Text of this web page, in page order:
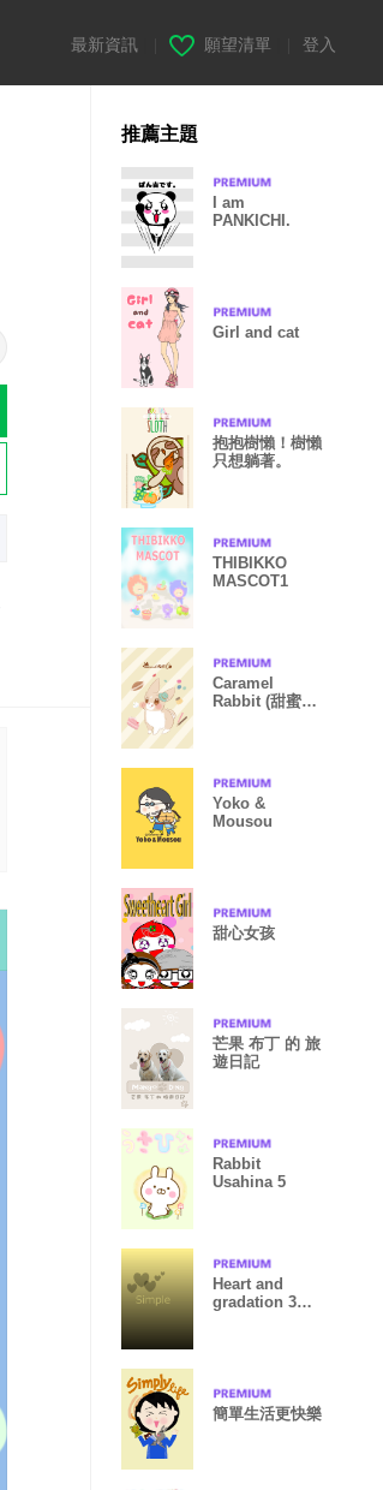
最新資訊 願望清單 登入
推薦主題
I am
PANKICHI.
Girl and cat
抱抱樹懶！樹懶
只想躺著。
THIBIKKO
MASCOT1
Caramel
Rabbit (甜蜜蜜
Yoko &
Mousou
甜心女孩
芒果 布丁 的 旅
遊日記
Rabbit
Usahina 5
Heart and
gradation 3
簡單生活更快樂